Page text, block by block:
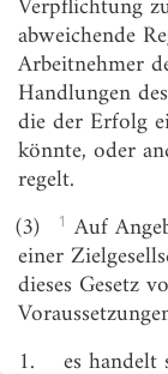
§ 8
im
§ 9
Abschnitt 3
Angebote zum
§ 10
eines
§ 11
abweichende
Arbeitnehmer
Handlungen
die der Erfolg
könnte, oder
regelt.
(3)
1 Auf
einer
dieses Gesetz
1.
es